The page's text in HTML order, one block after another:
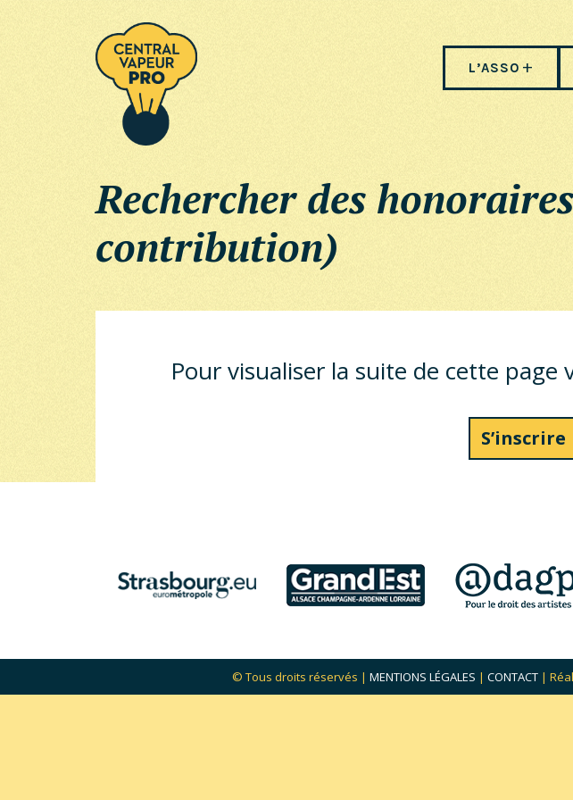
L’ASSO
Rechercher des
contribution)
Pour visualiser la suite de cette page
S’inscrire
© Tous droits réservés | MENTIONS LÉGALES | CONTACT|